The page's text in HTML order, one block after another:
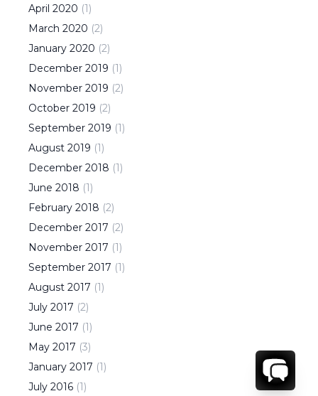
April 2020 (1)
March 2020 (2)
January 2020 (2)
December 2019 (1)
November 2019 (2)
October 2019 (2)
September 2019 (1)
August 2019 (1)
December 2018 (1)
June 2018 (1)
February 2018 (2)
December 2017 (2)
November 2017 (1)
September 2017 (1)
August 2017 (1)
July 2017 (2)
June 2017 (1)
May 2017 (3)
January 2017 (1)
July 2016 (1)